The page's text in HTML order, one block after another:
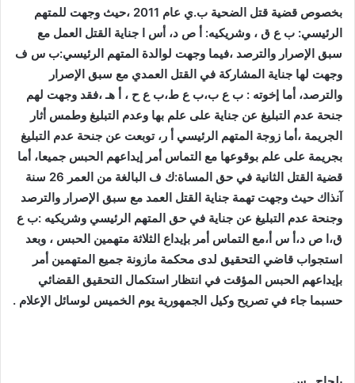
بخصوص قضية قتل الضحية ب.ي عام 2011 ،حيث وجهت للمتهم
الرئيسي: ب ع ق ، وشريكيه: أ ص د، أس ا جناية القتل العمل مع
سبق الإصرار والترصد ،فيما وجهت لوالدة المتهم الرئيسي:ب س ف
وجهت لها جناية المشاركة في القتل العمدي مع سبق الإصرار
والترصد، أما إخوته : ب ع ب،ب ع ط،ب ع ح ، أ هـ ،فقد وجهت لهم
جنحة عدم التبليغ عن جناية على علم بها وعدم التبليغ وطمس أثار
الجريمة ،أما زوجة المتهم الرئيسي أ ر، توبعت عن جنحة عدم التبليغ
بجريمة على علم بوقوعها مع التماس أمر إيداعهم الحبس جميعا، أما
قضية القتل الثانية في حق المساة:ك ف البالغة من العمر 26 سنة
آنذاك حيث وجهت تهمة جناية القتل العمد مع سبق الإصرار والترصد
وجنحة عدم التبليغ عن جناية في حق المتهم الرئيسي وشريكيه :ب ع
ق،ا ص د،أ س أ،مع التماس أمر بإيداع الثلاثة متهمين الحبس ، وبعد
استجواب قاضي التحقيق لدى محكمة مازونة جميع المتهمين أمر
بإيداعهم الحبس المؤقت في انتظار استكمال التحقيق القضائي
حسبما جاء في تصريح وكيل الجمهورية يوم الخميس لوسائل الإعلام .